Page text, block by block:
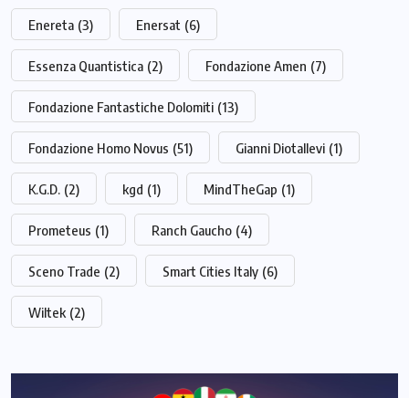
Enereta (3) Enersat (6)
Essenza Quantistica (2) Fondazione Amen (7)
Fondazione Fantastiche Dolomiti (13)
Fondazione Homo Novus (51) Gianni Diotallevi (1)
K.G.D. (2) kgd (1) MindTheGap (1)
Prometeus (1) Ranch Gaucho (4)
Sceno Trade (2) Smart Cities Italy (6)
Wiltek (2)